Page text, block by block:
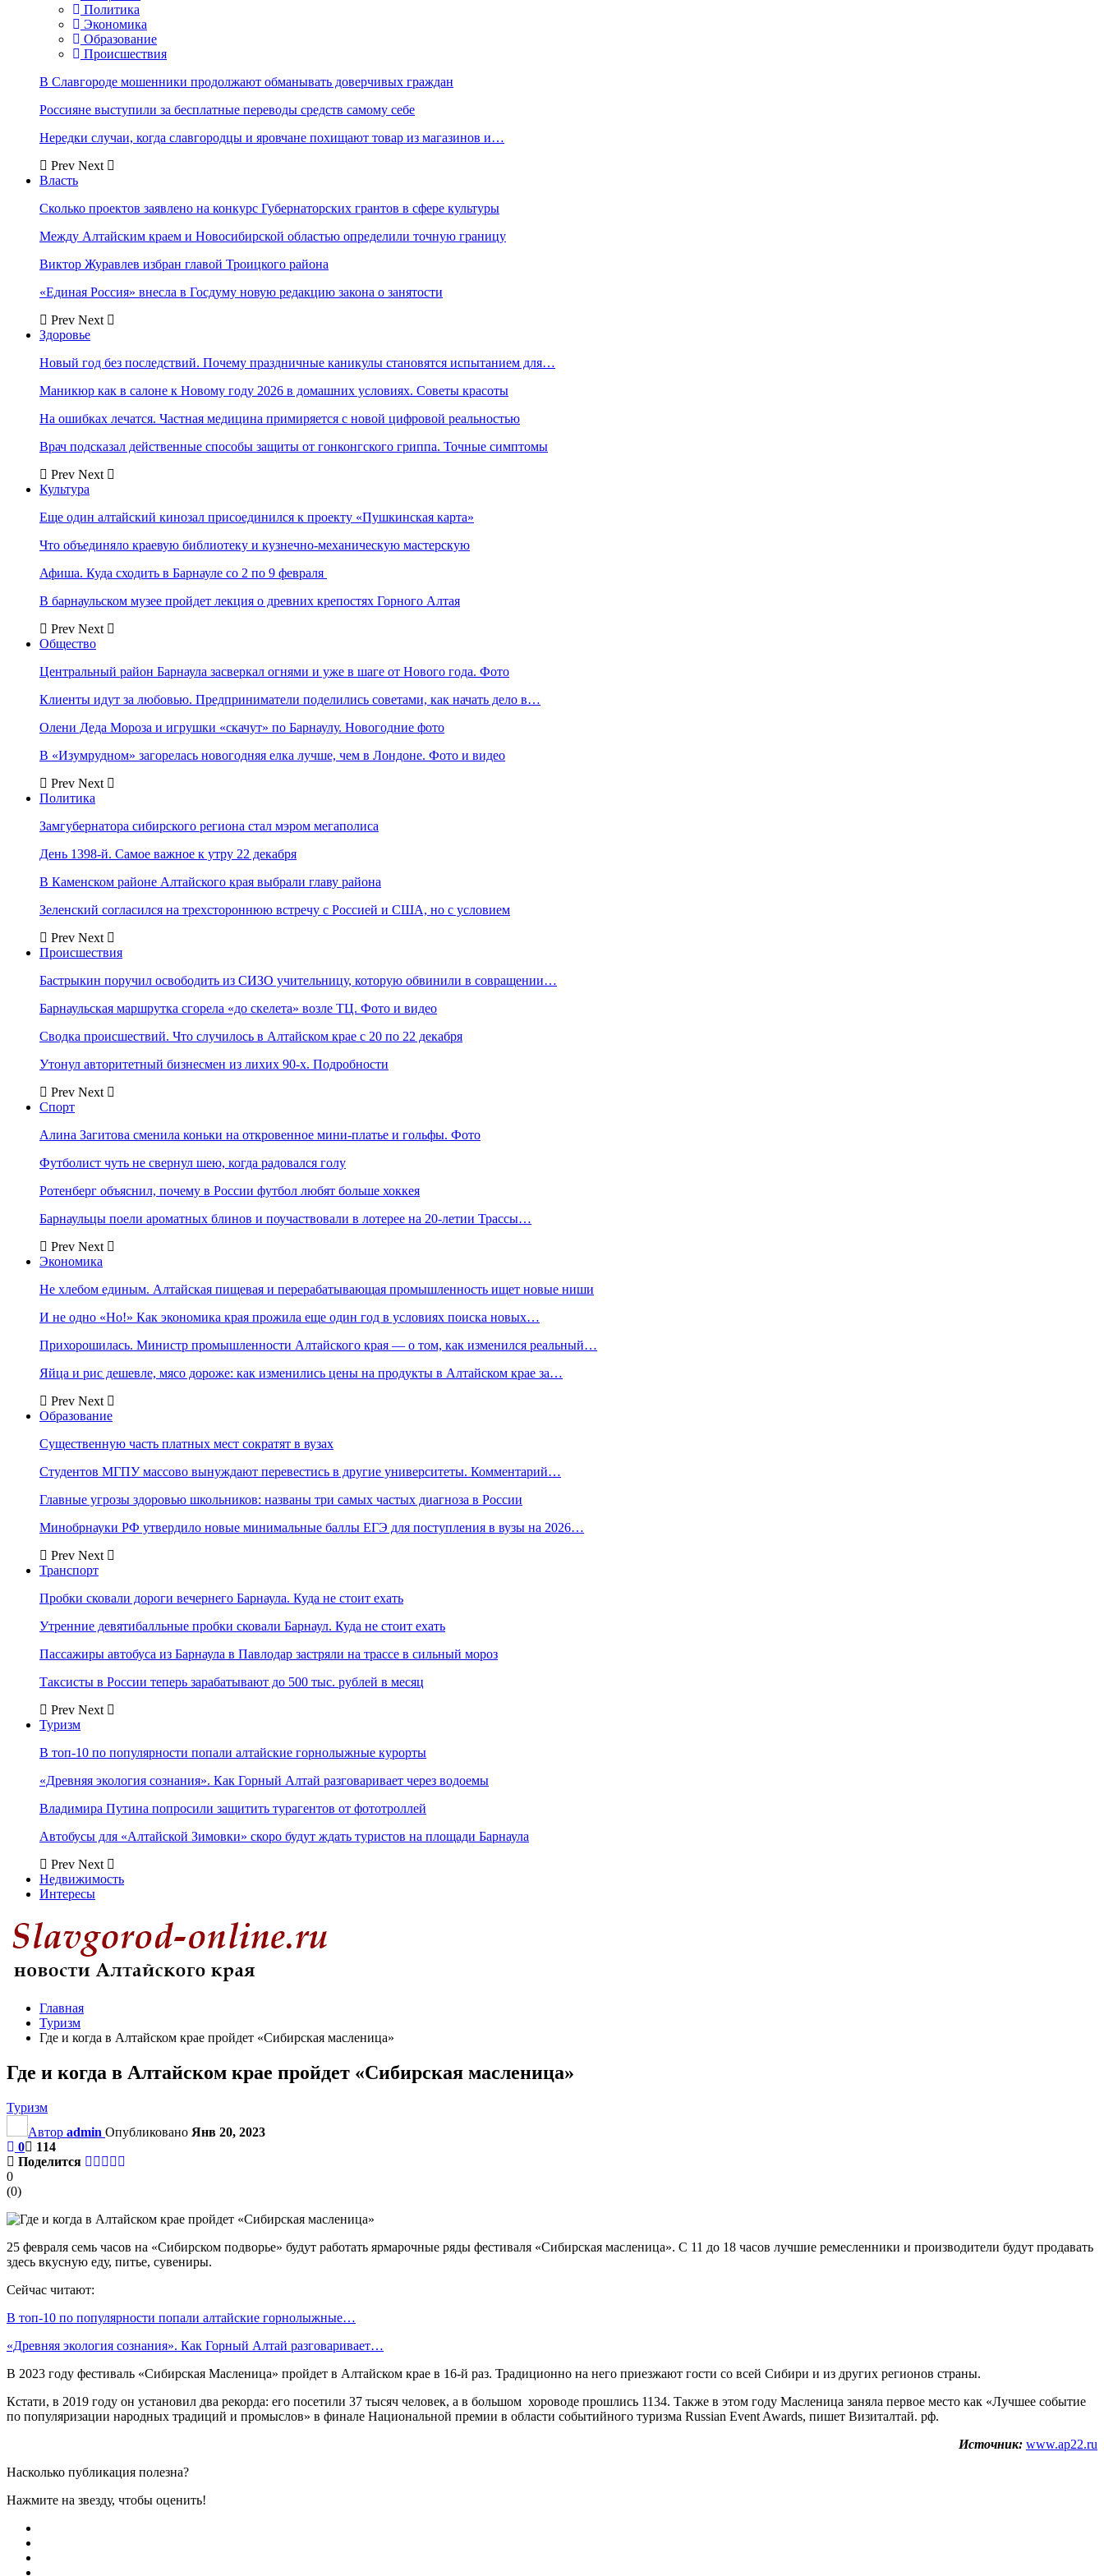
Политика
Экономика
Образование
Происшествия
В Славгороде мошенники продолжают обманывать доверчивых граждан
Россияне выступили за бесплатные переводы средств самому себе
Нередки случаи, когда славгородцы и яровчане похищают товар из магазинов и…
Prev Next
Власть
Сколько проектов заявлено на конкурс Губернаторских грантов в сфере культуры
Между Алтайским краем и Новосибирской областью определили точную границу
Виктор Журавлев избран главой Троицкого района
«Единая Россия» внесла в Госдуму новую редакцию закона о занятости
Prev Next
Здоровье
Новый год без последствий. Почему праздничные каникулы становятся испытанием для…
Маникюр как в салоне к Новому году 2026 в домашних условиях. Советы красоты
На ошибках лечатся. Частная медицина примиряется с новой цифровой реальностью
Врач подсказал действенные способы защиты от гонконгского гриппа. Точные симптомы
Prev Next
Культура
Еще один алтайский кинозал присоединился к проекту «Пушкинская карта»
Что объединяло краевую библиотеку и кузнечно-механическую мастерскую
Афиша. Куда сходить в Барнауле со 2 по 9 февраля
В барнаульском музее пройдет лекция о древних крепостях Горного Алтая
Prev Next
Общество
Центральный район Барнаула засверкал огнями и уже в шаге от Нового года. Фото
Клиенты идут за любовью. Предприниматели поделились советами, как начать дело в…
Олени Деда Мороза и игрушки «скачут» по Барнаулу. Новогодние фото
В «Изумрудном» загорелась новогодняя елка лучше, чем в Лондоне. Фото и видео
Prev Next
Политика
Замгубернатора сибирского региона стал мэром мегаполиса
День 1398-й. Самое важное к утру 22 декабря
В Каменском районе Алтайского края выбрали главу района
Зеленский согласился на трехстороннюю встречу с Россией и США, но с условием
Prev Next
Происшествия
Бастрыкин поручил освободить из СИЗО учительницу, которую обвинили в совращении…
Барнаульская маршрутка сгорела «до скелета» возле ТЦ. Фото и видео
Сводка происшествий. Что случилось в Алтайском крае с 20 по 22 декабря
Утонул авторитетный бизнесмен из лихих 90-х. Подробности
Prev Next
Спорт
Алина Загитова сменила коньки на откровенное мини-платье и гольфы. Фото
Футболист чуть не свернул шею, когда радовался голу
Ротенберг объяснил, почему в России футбол любят больше хоккея
Барнаульцы поели ароматных блинов и поучаствовали в лотерее на 20-летии Трассы…
Prev Next
Экономика
Не хлебом единым. Алтайская пищевая и перерабатывающая промышленность ищет новые ниши
И не одно «Но!» Как экономика края прожила еще один год в условиях поиска новых…
Прихорошилась. Министр промышленности Алтайского края — о том, как изменился реальный…
Яйца и рис дешевле, мясо дороже: как изменились цены на продукты в Алтайском крае за…
Prev Next
Образование
Существенную часть платных мест сократят в вузах
Студентов МГПУ массово вынуждают перевестись в другие университеты. Комментарий…
Главные угрозы здоровью школьников: названы три самых частых диагноза в России
Минобрнауки РФ утвердило новые минимальные баллы ЕГЭ для поступления в вузы на 2026…
Prev Next
Транспорт
Пробки сковали дороги вечернего Барнаула. Куда не стоит ехать
Утренние девятибалльные пробки сковали Барнаул. Куда не стоит ехать
Пассажиры автобуса из Барнаула в Павлодар застряли на трассе в сильный мороз
Таксисты в России теперь зарабатывают до 500 тыс. рублей в месяц
Prev Next
Туризм
В топ-10 по популярности попали алтайские горнолыжные курорты
«Древняя экология сознания». Как Горный Алтай разговаривает через водоемы
Владимира Путина попросили защитить турагентов от фототроллей
Автобусы для «Алтайской Зимовки» скоро будут ждать туристов на площади Барнаула
Prev Next
Недвижимость
Интересы
Главная
Туризм
Где и когда в Алтайском крае пройдет «Сибирская масленица»
Где и когда в Алтайском крае пройдет «Сибирская масленица»
Туризм
Автор admin Опубликовано Янв 20, 2023
0
114
Поделится
0
(0)
25 февраля семь часов на «Сибирском подворье» будут работать ярмарочные ряды фестиваля «Сибирская масленица». С 11 до 18 часов лучшие ремесленники и производители будут продавать
здесь вкусную еду, питье, сувениры.
Сейчас читают:
В топ-10 по популярности попали алтайские горнолыжные…
«Древняя экология сознания». Как Горный Алтай разговаривает…
В 2023 году фестиваль «Сибирская Масленица» пройдет в Алтайском крае в 16-й раз. Традиционно на него приезжают гости со всей Сибири и из других регионов страны.
Кстати, в 2019 году он установил два рекорда: его посетили 37 тысяч человек, а в большом хороводе прошлись 1134. Также в этом году Масленица заняла первое место как «Лучшее событие
по популяризации народных традиций и промыслов» в финале Национальной премии в области событийного туризма Russian Event Awards, пишет Визиталтай. рф.
Источник: www.ap22.ru
Насколько публикация полезна?
Нажмите на звезду, чтобы оценить!